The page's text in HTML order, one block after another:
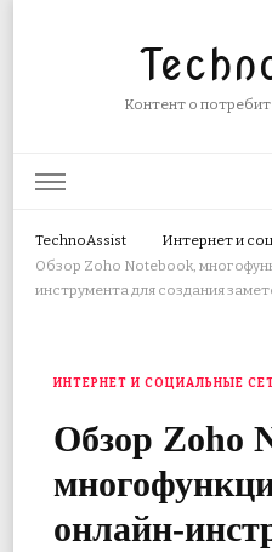
Контент о
TechnoAssist
Интернет и
Обзор Zoho Notebook,
инструмента для создания
ИНТЕРНЕТ И СОЦИАЛЬНЫЕ
Обзор Zoho
онлайн-